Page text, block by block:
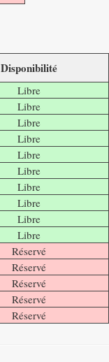
Disponibilité
Libre
Libre
Libre
Libre
Libre
Libre
Libre
Libre
Libre
Libre
Réservé
Réservé
Réservé
Réservé
Réservé